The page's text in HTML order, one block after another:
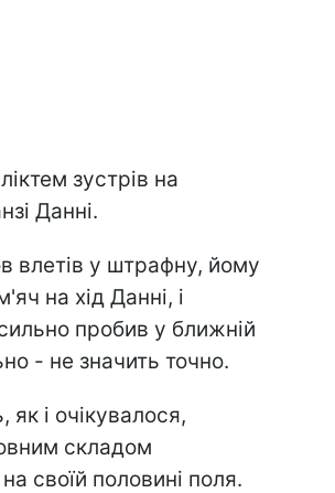
зустрів на
Данні.
влетів у штрафну, йому
на хід Данні, і
пробив у ближній
- не значить точно.
як і очікувалося,
складом
своїй половині поля.